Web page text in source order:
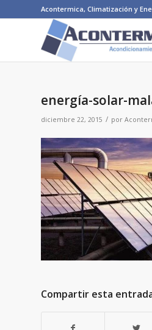
Acontermica, Climatización y
energía-solar-
diciembre 22, 2015 / por
Compartir esta